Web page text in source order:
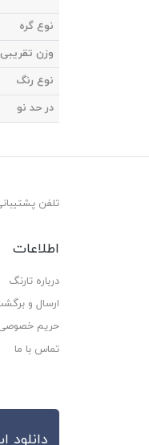
نوع گره
وزن تقریبی
نوع رنگ
در حد نو
تلفن
اطلاعات
درباره تارنگ
ارسال و
حریم
تماس با ما
دانلود